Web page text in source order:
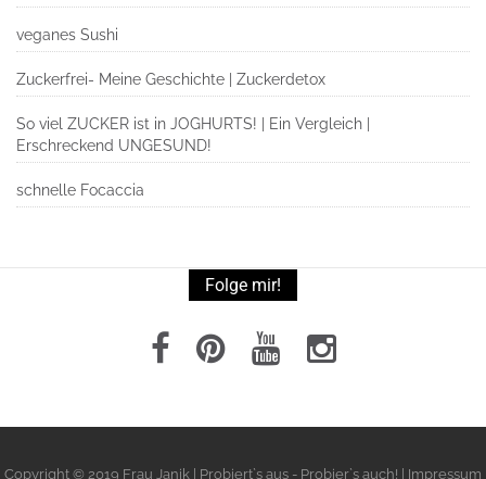
veganes Sushi
Zuckerfrei- Meine Geschichte | Zuckerdetox
So viel ZUCKER ist in JOGHURTS! | Ein Vergleich |
Erschreckend UNGESUND!
schnelle Focaccia
Folge mir!
Copyright © 2019 Frau Janik | Probiert`s aus - Probier`s auch! | Impressum